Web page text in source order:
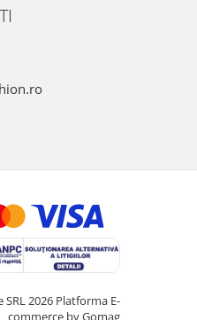
2026 Platforma E-
commerce by Gomag